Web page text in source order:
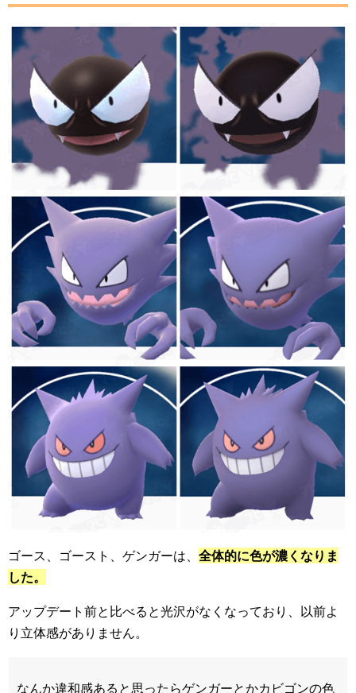
ゴース、ゴースト、ゲンガーは、 全体的に色が濃くなりま
した。
アップデート前と比べると光沢がなくなっており、以前よ
り立体感がありません。
なんか違和感あると思ったらゲンガーとかカビゴンの色